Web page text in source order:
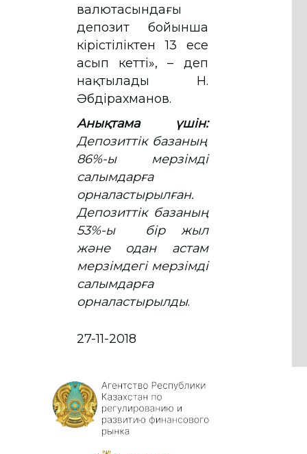
валютасындағы
депозит бойынша
кірістіліктен 13 есе
асып кетті», – деп
нақтылады Н.
Әбдірахманов.
Анықтама үшін:
Депозиттік базаның
86%-ы мерзімді
салымдарға
орналастырылған.
Депозиттік базаның
53%-ы бір жыл
және одан астам
мерзімдегі мерзімді
салымдарға
орналастырылды.
27-11-2018